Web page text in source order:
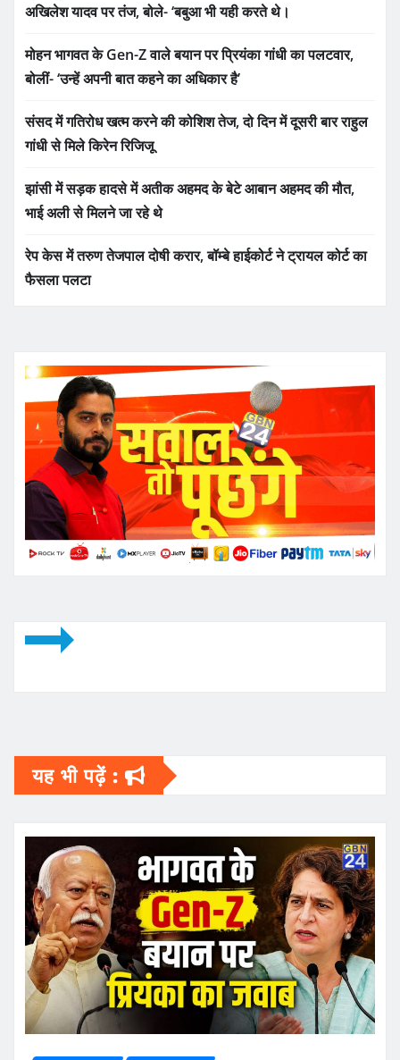
अखिलेश यादव पर तंज, बोले- ‘बबुआ भी यही करते थे।
मोहन भागवत के Gen-Z वाले बयान पर प्रियंका गांधी का पलटवार,
बोलीं- ‘उन्हें अपनी बात कहने का अधिकार है’
संसद में गतिरोध खत्म करने की कोशिश तेज, दो दिन में दूसरी बार राहुल
गांधी से मिले किरेन रिजिजू
झांसी में सड़क हादसे में अतीक अहमद के बेटे आबान अहमद की मौत,
भाई अली से मिलने जा रहे थे
रेप केस में तरुण तेजपाल दोषी करार, बॉम्बे हाईकोर्ट ने ट्रायल कोर्ट का
फैसला पलटा
यह भी पढ़ें :